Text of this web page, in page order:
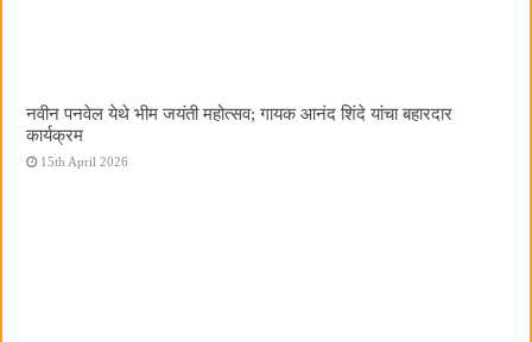
नवीन पनवेल येथे भीम जयंती महोत्सव; गायक आनंद शिंदे यांचा बहारदार
कार्यक्रम
15th April 2026